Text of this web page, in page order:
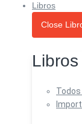
Libros
Close
Libros